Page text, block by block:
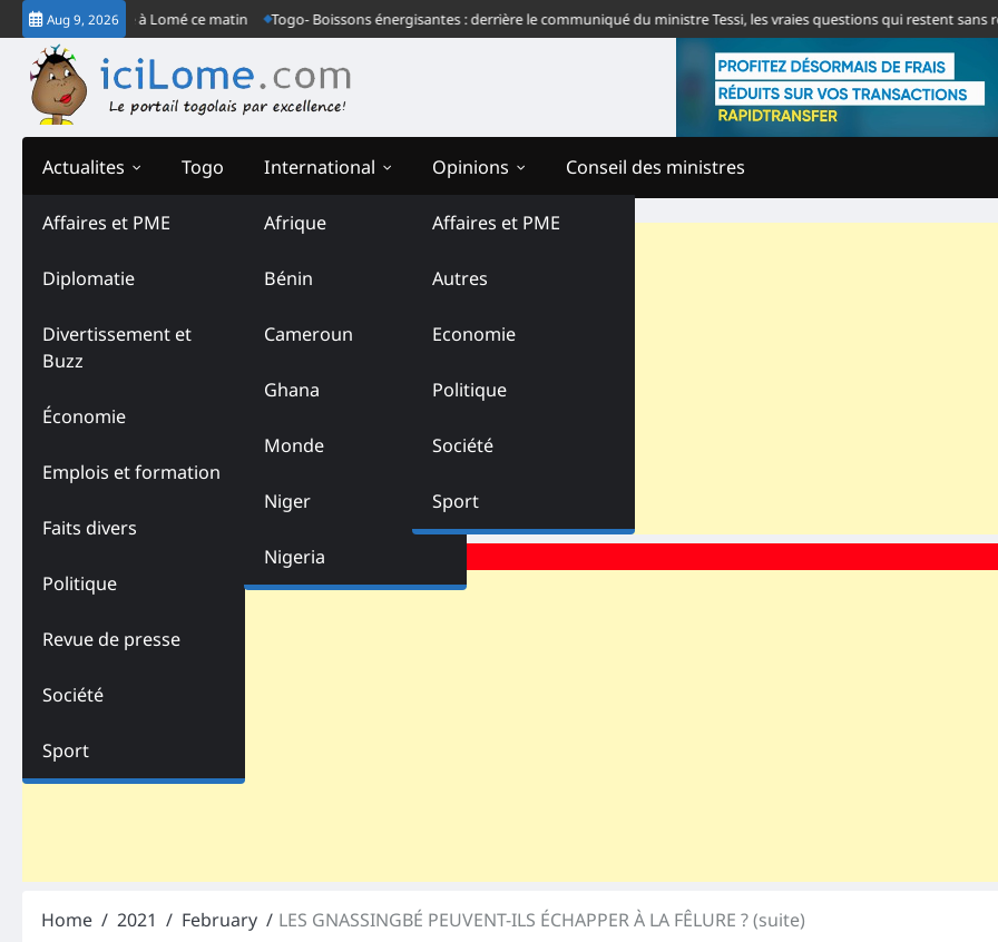
Skip
to
content
Aug 9, 2026
ordinaire à Lomé ce matin Togo- Boissons énergisantes : derrière le communiqué du ministre Tessi, les vraies questions qui restent sans réponse
Actualites
Affaires et PME
Diplomatie
Divertissement et
Buzz
Économie
Emplois et formation
Faits divers
Politique
Revue de presse
Société
Sport
Togo International
Afrique
Bénin
Cameroun
Ghana
Monde
Niger
Nigeria
Opinions
Affaires et PME
Autres
Economie
Politique
Société
Sport
Conseil des ministres
Home 2021 February LES GNASSINGBÉ PEUVENT-ILS ÉCHAPPER À LA FÊLURE ? (suite)